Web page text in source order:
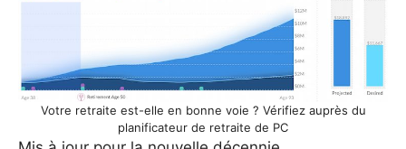
Votre retraite est-elle en bonne voie ? Vérifiez auprès du
planificateur de retraite de PC